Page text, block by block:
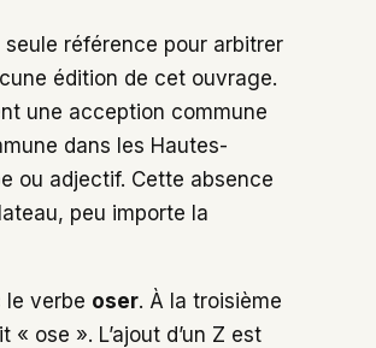
seule référence pour arbitrer
édition de cet ouvrage.
une acception commune
dans les Hautes-
ou adjectif. Cette absence
peu importe la
le verbe oser. À la troisième
ose ». L’ajout d’un Z est